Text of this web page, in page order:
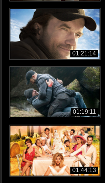
01:21:14
01:19:11
01:44:13